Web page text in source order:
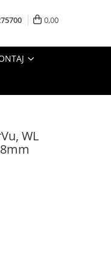
0,00
WL